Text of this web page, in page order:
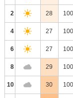
2 28
4 27
6 27
8 29
10 30